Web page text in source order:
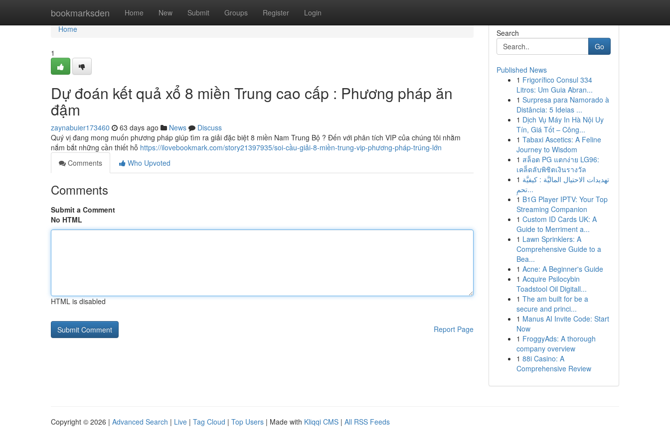
bookmarksden Home New Submit Groups Register Login
Home
Home
1
Dự đoán kết quả xổ 8 miền Trung cao cấp : Phương pháp ăn
đậm
zaynabuier173460 63 days ago News
Discuss
Quý vị đang mong muốn phương pháp giúp tìm ra giải đặc biệt 8 miền Nam Trung Bộ ? Đến với phân tích VIP của chúng tôi nhằm
nắm bắt những cần thiết hỗ https://ilovebookmark.com/story21397935/soi-cầu-giải-8-miền-trung-vip-phương-pháp-trúng-lớn
Comments
Who Upvoted
Comments
Submit a Comment
No HTML
HTML is disabled
Report Page
Search
Go
Published News
1 Frigorífico Consul 334
Litros: Um Guia Abran...
1 Surpresa para Namorado à
Distância: 5 Ideias ...
1 Dịch Vụ Máy In Hà Nội Uy
Tín, Giá Tốt – Công...
1 Tabaxi Ascetics: A Feline
Journey to Wisdom
1 สล็อต PG แตกง่าย LG96:
เคล็ดลับพิชิตเงินรางวัล
1 تهديدات الاحتيال الماليَّة : كيفيَّة
تحمِ...
1 B1G Player IPTV: Your Top
Streaming Companion
1 Custom ID Cards UK: A
Guide to Merriment a...
1 Lawn Sprinklers: A
Comprehensive Guide to a
Bea...
1 Acne: A Beginner's Guide
1 Acquire Psilocybin
Toadstool Oil Digitall...
1 The am built for be a
secure and princi...
1 Manus AI Invite Code: Start
Now
1 FroggyAds: A thorough
company overview
1 88i Casino: A
Comprehensive Review
Copyright © 2026 | Advanced Search | Live | Tag Cloud | Top Users | Made with Kliqqi CMS | All RSS Feeds